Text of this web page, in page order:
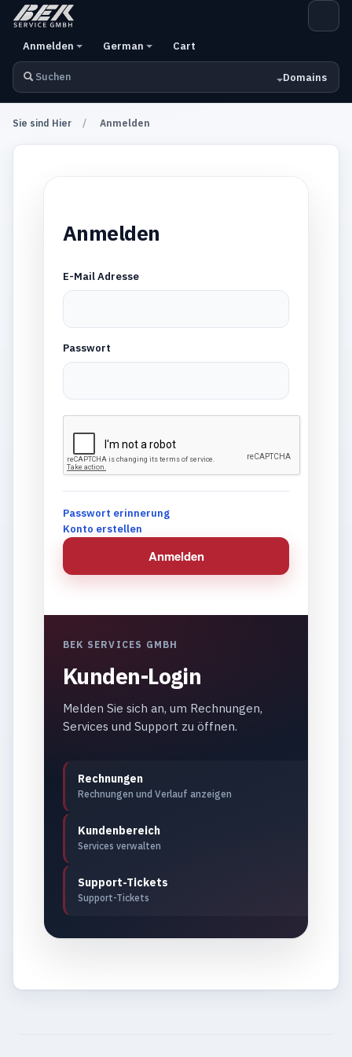
Domains
Anmelden German Cart
Sie sind Hier Anmelden
BEK SERVICES GMBH
Kunden-Login
Melden Sie sich an, um Rechnungen,
Services und Support zu öffnen.
Rechnungen
Rechnungen und Verlauf anzeigen
Kundenbereich
Services verwalten
Support-Tickets
Support-Tickets
Anmelden
E-Mail Adresse
Passwort
Passwort erinnerung
Konto erstellen
Anmelden